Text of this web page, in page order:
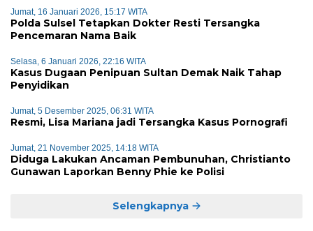
Jumat, 16 Januari 2026, 15:17 WITA
Polda Sulsel Tetapkan Dokter Resti Tersangka
Pencemaran Nama Baik
Selasa, 6 Januari 2026, 22:16 WITA
Kasus Dugaan Penipuan Sultan Demak Naik Tahap
Penyidikan
Jumat, 5 Desember 2025, 06:31 WITA
Resmi, Lisa Mariana jadi Tersangka Kasus Pornografi
Jumat, 21 November 2025, 14:18 WITA
Diduga Lakukan Ancaman Pembunuhan, Christianto
Gunawan Laporkan Benny Phie ke Polisi
Selengkapnya